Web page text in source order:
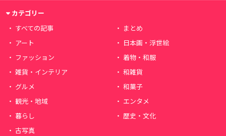
カテゴリー
すべての記事
まとめ
アート
日本画・浮世絵
ファッション
着物・和服
雑貨・インテリア
和雑貨
グルメ
和菓子
観光・地域
エンタメ
暮らし
歴史・文化
古写真